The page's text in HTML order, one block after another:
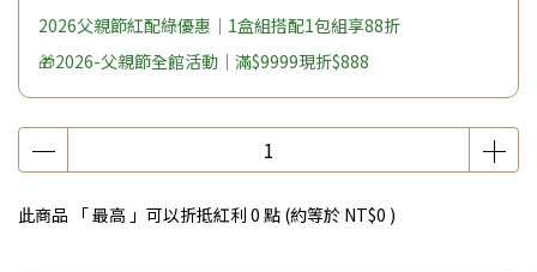
2026父親節紅配綠優惠｜1盒組搭配1包組享88折
🎁2026-父親節全館活動｜滿$9999現折$888
此商品 「 最高 」可以折抵紅利 0 點 (約等於 NT$0 )